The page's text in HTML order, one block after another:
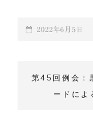
蔵
堂）
POSTED-
2022年6月5日
第45回例会：
ードによ